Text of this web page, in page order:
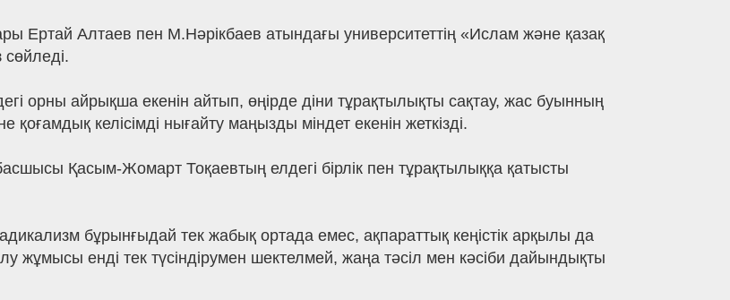
Ертай Алтаев пен М.Нәрікбаев атындағы университеттің «Ислам және қазақ
орны айрықша екенін айтып, өңірде діни тұрақтылықты сақтау, жас буынның
келісімді нығайту маңызды міндет екенін жеткізді.
Қасым-Жомарт Тоқаевтың елдегі бірлік пен тұрақтылыққа қатысты
бұрынғыдай тек жабық ортада емес, ақпараттық кеңістік арқылы да
жұмысы енді тек түсіндірумен шектелмей, жаңа тәсіл мен кәсіби дайындықты